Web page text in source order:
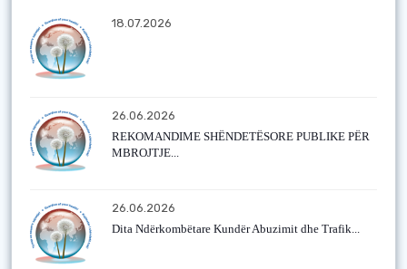
18.07.2026
26.06.2026
REKOMANDIME SHËNDETËSORE PUBLIKE PËR
MBROJTJE...
26.06.2026
Dita Ndërkombëtare Kundër Abuzimit dhe Trafik...